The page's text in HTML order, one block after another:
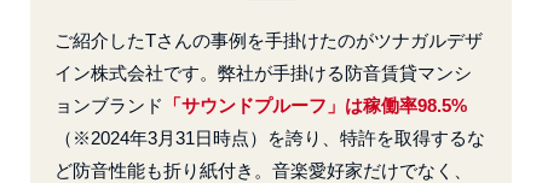
ご紹介したTさんの事例を手掛けたのがツナガルデザ
イン株式会社です。弊社が手掛ける防音賃貸マンシ
ョンブランド 「サウンドプルーフ」は稼働率98.5%
（※2024年3月31日時点）を誇り、特許を取得するな
ど防音性能も折り紙付き。音楽愛好家だけでなく、